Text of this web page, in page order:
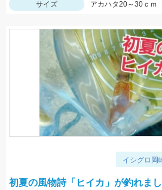
サイズ
アカハタ20～30ｃｍ
イシグロ岡
初夏の風物詩「ヒイカ」が釣れま